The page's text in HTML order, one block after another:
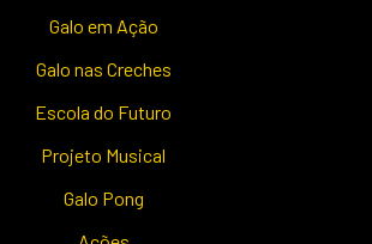
Galo em Ação
Galo nas Creches
Escola do Futuro
Projeto Musical
Galo Pong